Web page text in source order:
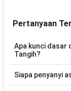
Pertanyaan
Apa kunci dasar
Tangih?
Am, D, G, C, B, E .
Siapa penyanyi